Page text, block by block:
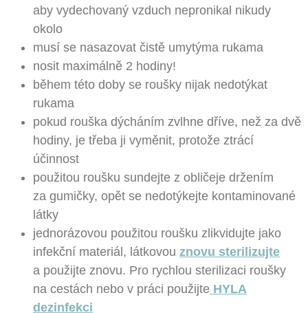
aby vydechovaný vzduch nepronikal nikudy
okolo
musí se nasazovat čistě umytýma rukama
nosit maximálně 2 hodiny!
během této doby se roušky nijak nedotýkat
rukama
pokud rouška dýcháním zvlhne dříve, než za dvě
hodiny, je třeba ji vyměnit, protože ztrácí
účinnost
použitou roušku sundejte z obličeje držením
za gumičky, opět se nedotýkejte kontaminované
látky
jednorázovou použitou roušku zlikvidujte jako
infekční materiál, látkovou znovu sterilizujte
a použijte znovu. Pro rychlou sterilizaci roušky
na cestách nebo v práci použijte HYLA
dezinfekci